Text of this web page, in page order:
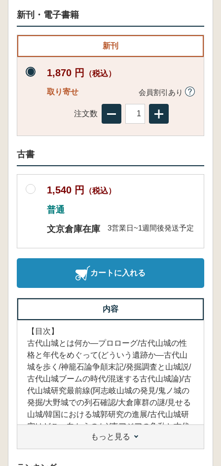
新刊・電子書籍
新刊
1,870 円 （税込）
取り寄せ 会員割引あり
注文数
古書
1,540 円 （税込）
普通
文京倉庫在庫
3営業日~1週間後発送予定
カートに入れる
内容
【目次】
古代山城とは何か―プロローグ/古代山城の性
格と年代をめぐって(どういう遺跡か―古代山
城を歩く/神籠石論争顛末記/発掘調査と山城説/
古代山城ブームの時代/混迷する古代山城論)/古
代山城研究最前線(阿志岐山城の発見/鬼ノ城の
発掘/大野城での列石確認/大倉庫群の謎/見せる
山城/韓国における城郭研究の進展/古代山城研
究はどこへ向かうのか)/東アジアの争乱と古代
山城(白村江の戦いと古代山城/羅唐戦争と東ア
ジア情勢の推移/天武・持統朝と古代山城/奈良
時代以降の古代山城/古代山城の終焉)/伝説とな
もっと見る